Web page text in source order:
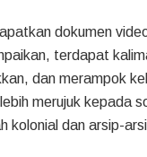
dokumen
terdapat
dan merampok
merujuk kepada
kolonial dan arsip-